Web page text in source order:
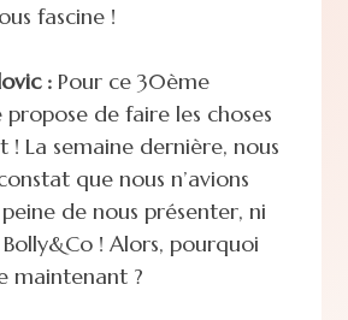
fascine !
:Pour ce 30ème
de faire les choses
La semaine dernière, nous
que nous n’avions
de nous présenter, ni
! Alors, pourquoi
maintenant ?